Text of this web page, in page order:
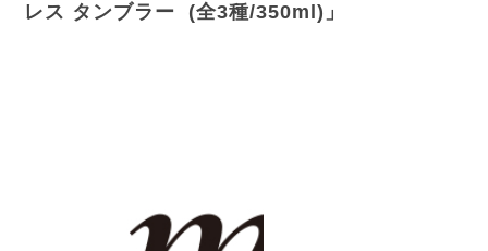
レス タンブラー (全3種/350ml)」